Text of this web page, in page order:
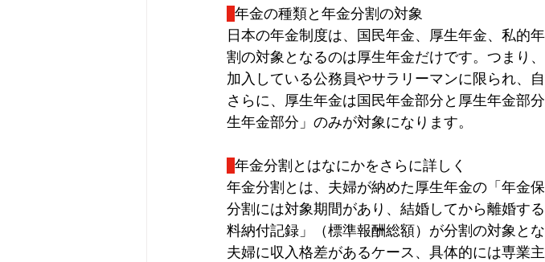
年金の種類と年金分割の対象
日本の年金制度は、国民年金、厚生年金、私的
割の対象となるのは厚生年金だけです。 つまり
加入している公務員やサラリーマンに限られ、
さらに、厚生年金は国民年金部分と厚生年金部
生年金部分」のみが対象になります。
年金分割とはなにかをさらに詳しく
年金分割とは、夫婦が納めた厚生年金の「年金
分割には対象期間があり、結婚してから離婚す
料納付記録」（標準報酬総額）が分割の対象とな
夫婦に収入格差があるケース、具体的には専業